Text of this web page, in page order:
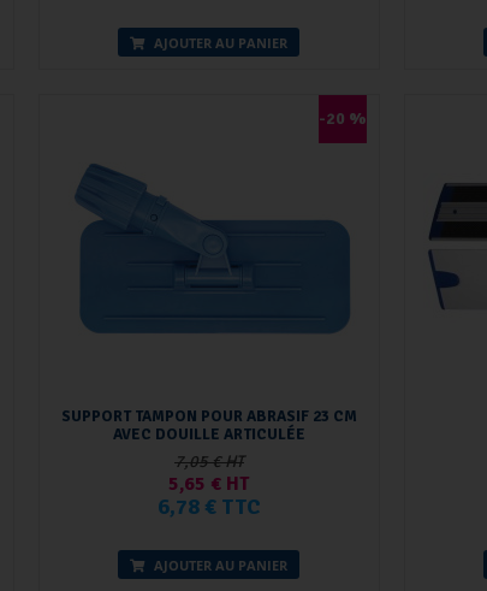
AJOUTER AU PANIER
-20 %
SUPPORT TAMPON POUR ABRASIF 23 CM
AVEC DOUILLE ARTICULÉE
7,05 € HT
5,65 € HT
6,78 € TTC
AJOUTER AU PANIER